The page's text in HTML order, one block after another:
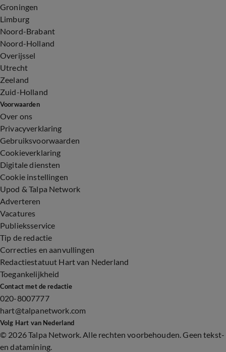
Groningen
Limburg
Noord-Brabant
Noord-Holland
Overijssel
Utrecht
Zeeland
Zuid-Holland
Voorwaarden
Over ons
Privacyverklaring
Gebruiksvoorwaarden
Cookieverklaring
Digitale diensten
Cookie instellingen
Upod & Talpa Network
Adverteren
Vacatures
Publieksservice
Tip de redactie
Correcties en aanvullingen
Redactiestatuut Hart van Nederland
Toegankelijkheid
Contact met de redactie
020-8007777
hart@talpanetwork.com
Volg Hart van Nederland
© 2026 Talpa Network. Alle rechten voorbehouden. Geen tekst-
en datamining.